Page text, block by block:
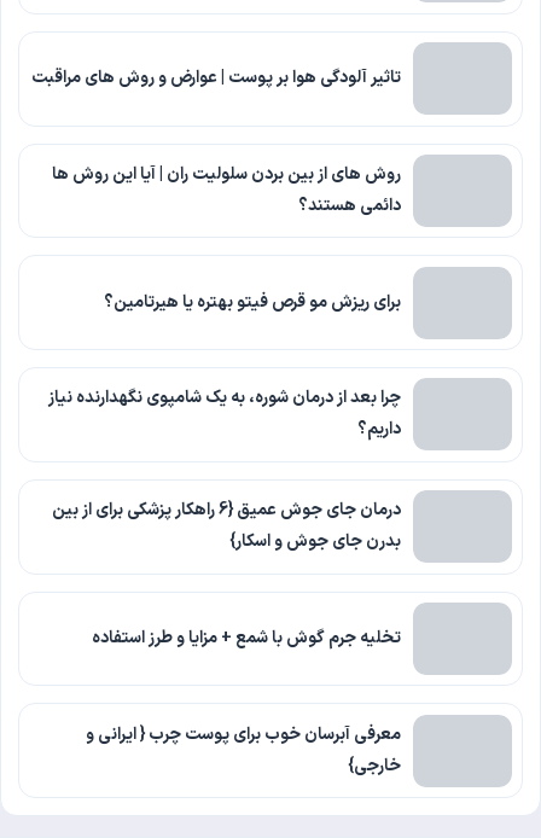
تاثیر آلودگی هوا بر پوست | عوارض و روش های مراقبت
روش های از بین بردن سلولیت ران | آیا این روش ها
دائمی هستند؟
برای ریزش مو قرص فیتو بهتره یا هیرتامین؟
چرا بعد از درمان شوره، به یک شامپوی نگهدارنده نیاز
داریم؟
درمان جای جوش عمیق {6 راهکار پزشکی برای از بین
بدرن جای جوش و اسکار}
تخلیه جرم گوش با شمع + مزایا و طرز استفاده
معرفی آبرسان خوب برای پوست چرب { ایرانی و
خارجی}